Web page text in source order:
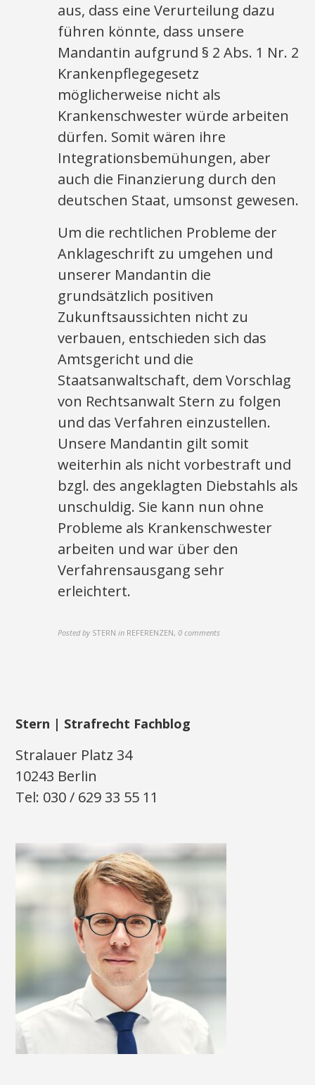
aus, dass eine Verurteilung dazu
führen könnte, dass unsere
Mandantin aufgrund § 2 Abs. 1 Nr. 2
Krankenpflegegesetz
möglicherweise nicht als
Krankenschwester würde arbeiten
dürfen. Somit wären ihre
Integrationsbemühungen, aber
auch die Finanzierung durch den
deutschen Staat, umsonst gewesen.
Um die rechtlichen Probleme der
Anklageschrift zu umgehen und
unserer Mandantin die
grundsätzlich positiven
Zukunftsaussichten nicht zu
verbauen, entschieden sich das
Amtsgericht und die
Staatsanwaltschaft, dem Vorschlag
von Rechtsanwalt Stern zu folgen
und das Verfahren einzustellen.
Unsere Mandantin gilt somit
weiterhin als nicht vorbestraft und
bzgl. des angeklagten Diebstahls als
unschuldig. Sie kann nun ohne
Probleme als Krankenschwester
arbeiten und war über den
Verfahrensausgang sehr
erleichtert.
Posted by STERN in REFERENZEN,0 comments
Stern | Strafrecht Fachblog
Stralauer Platz 34
10243 Berlin
Tel: 030 / 629 33 55 11